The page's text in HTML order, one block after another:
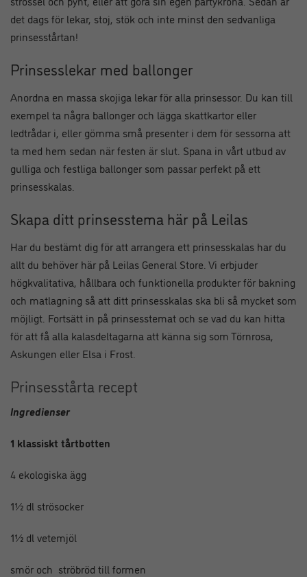
det dags för lekar, stoj, stök och inte minst den sedvanliga
prinsesstårtan!
Prinsesslekar med ballonger
Anordna en massa skojiga lekar för alla prinsessor. Du kan till
exempel ta några ballonger och lägga skattkartor eller
ledtrådar i, eller gömma små presenter i dem för sessorna att
ta med hem sedan när festen är slut. Spana in vårt utbud av
gulliga och festliga ballonger som passar perfekt på ett
prinsesskalas.
Skapa ditt prinsesstema här på Leilas
Har du bestämt dig för att arrangera ett prinsesskalas har du
allt du behöver här på Leilas General Store. Vi erbjuder
högkvalitativa, hållbara och funktionella produkter för bakning
och matlagning så att ditt prinsesskalas ska bli så mycket som
möjligt. Fortsätt in på prinsesstemat och se vad du kan hitta
för att få alla kalasdeltagarna att känna sig som Törnrosa,
Askungen eller Elsa i Frost.
Prinsesstårta recept
Ingredienser
1 klassiskt tårtbotten
4 ekologiska ägg
1½ dl strösocker
1½ dl vetemjöl
smör och ströbröd till formen